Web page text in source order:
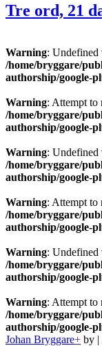
Tre ord, 21
Warning: Undefined
/home/bryggare/
authorship/google-
Warning: Attempt
/home/bryggare/
authorship/google-
Warning: Undefined
/home/bryggare/
authorship/google-
Warning: Attempt
/home/bryggare/
authorship/google-
Warning: Undefined
/home/bryggare/
authorship/google-
Warning: Attempt
/home/bryggare/
authorship/google-
Johan Bryggare+ by |